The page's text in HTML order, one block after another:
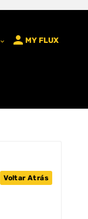
  MY FLUX
Voltar Atrás